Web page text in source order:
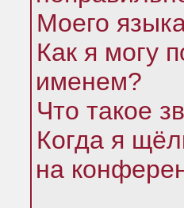
Моего
Как я могу
именем?
Что такое
Когда я
на